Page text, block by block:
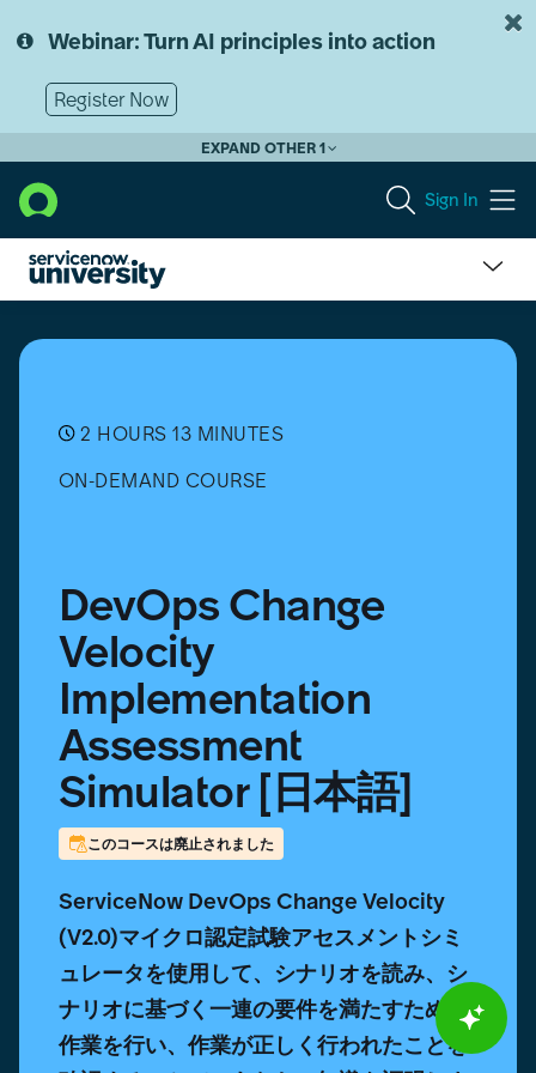
to
content
to
Webinar: Turn AI principles into action
Register Now
EXPAND OTHER 1
Sign In
Change
Velocity
Simulator2 HOURS 13 MINUTES
ON-DEMAND COURSE
DevOps Change
Velocity
Implementation
Assessment
Simulator [日本語]
このコースは廃止されました
ServiceNow DevOps Change Velocity
(V2.0)マイクロ認定試験アセスメントシミ
ュレータを使用して、シナリオを読み、シ
ナリオに基づく一連の要件を満たすために
作業を行い、作業が正しく行われたことを